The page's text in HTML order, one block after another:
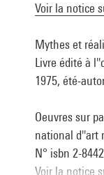
Voir la notice
Mythes et
Livre édité à
1975, été-
Oeuvres sur
national d''art
N° isbn 2-
Voir la notice